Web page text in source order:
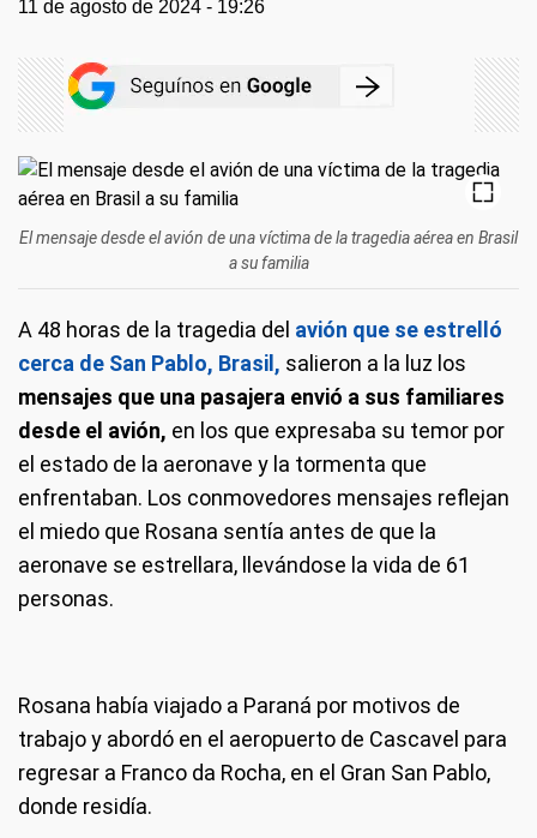
11 de agosto de 2024 - 19:26
El mensaje desde el avión de una víctima de la tragedia aérea en Brasil
a su familia
A 48 horas de la tragedia del avión que se estrelló
cerca de San Pablo, Brasil, salieron a la luz los
mensajes que una pasajera envió a sus familiares
desde el avión, en los que expresaba su temor por
el estado de la aeronave y la tormenta que
enfrentaban. Los conmovedores mensajes reflejan
el miedo que Rosana sentía antes de que la
aeronave se estrellara, llevándose la vida de 61
personas.
Rosana había viajado a Paraná por motivos de
trabajo y abordó en el aeropuerto de Cascavel para
regresar a Franco da Rocha, en el Gran San Pablo,
donde residía.